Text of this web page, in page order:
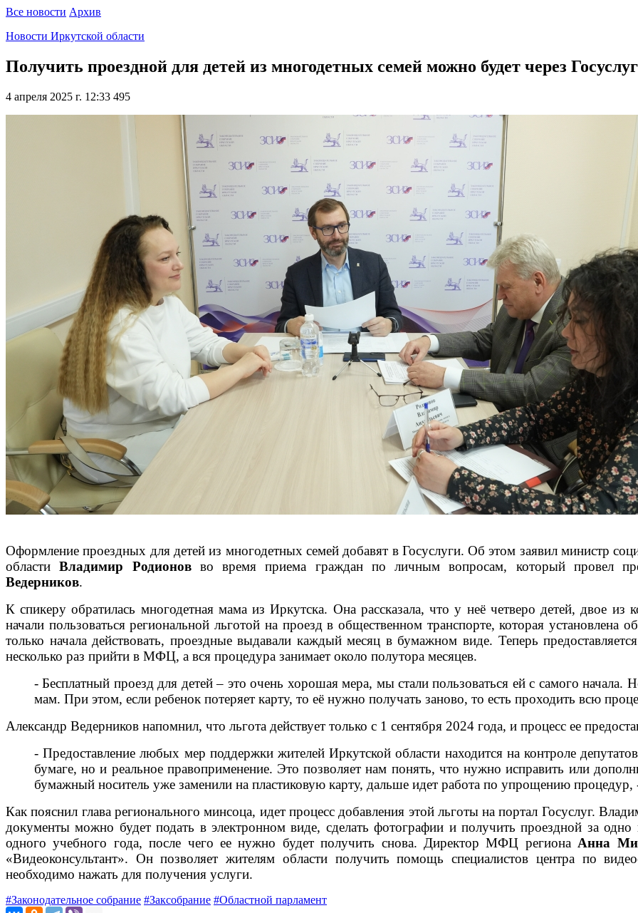
Все новости Архив
Новости Иркутской области
Получить проездной для детей из многодетных семей можно будет через
4 апреля 2025 г. 12:33 495
Оформление проездных для детей из многодетных семей добавят в Госуслуги. Об этом заявил министр
областиВладимир Родионовво время приема граждан по личным вопросам, который провел
Ведерников.
К спикеру обратилась многодетная мама из Иркутска. Она рассказала, что у неё четверо детей, двое
начали пользоваться региональной льготой на проезд в общественном транспорте, которая установлена
только начала действовать, проездные выдавали каждый месяц в бумажном виде. Теперь
несколько раз прийти в МФЦ, а вся процедура занимает около полутора месяцев.
- Бесплатный проезд для детей – это очень хорошая мера, мы стали пользоваться ей с самого начала.
мам. При этом, если ребенок потеряет карту, то её нужно получать заново, то есть проходить всю
Александр Ведерников напомнил, что льгота действует только с 1 сентября 2024 года, и процесс ее
- Предоставление любых мер поддержки жителей Иркутской области находится на контроле
бумаге, но и реальное правоприменение. Это позволяет нам понять, что нужно исправить или
бумажный носитель уже заменили на пластиковую карту, дальше идет работа по упрощению
Как пояснил глава регионального минсоца, идет процесс добавления этой льготы на портал Госуслуг.
документы можно будет подать в электронном виде, сделать фотографии и получить проездной за
одного учебного года, после чего ее нужно будет получить снова. Директор МФЦ регионаАнна
«Видеоконсультант». Он позволяет жителям области получить помощь специалистов центра по
необходимо нажать для получения услуги.
#Законодательное собрание #Заксобрание #Областной парламент